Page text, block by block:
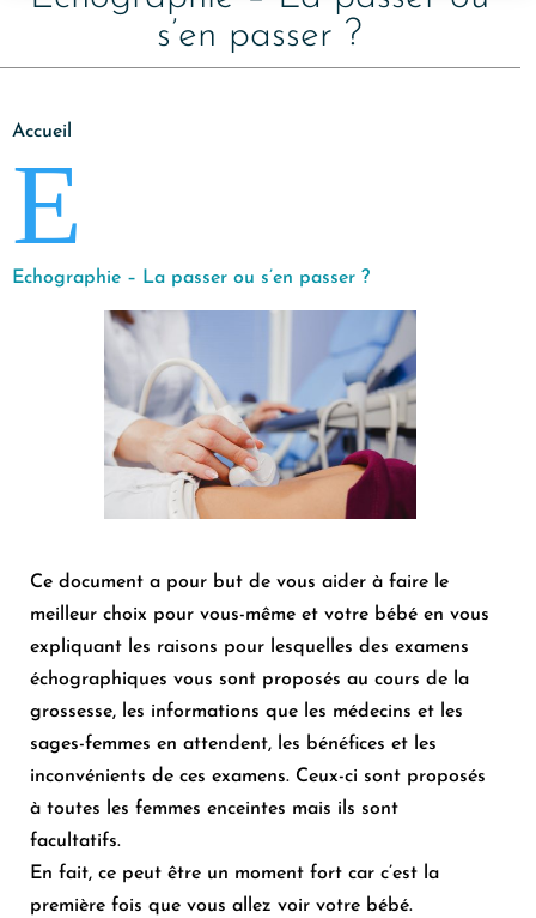
s’en passer ?
Accueil
E
Echographie – La passer ou s’en passer ?
Ce document a pour but de vous aider à faire le
meilleur choix pour vous-même et votre bébé en vous
expliquant les raisons pour lesquelles des examens
échographiques vous sont proposés au cours de la
grossesse, les informations que les médecins et les
sages-femmes en attendent, les bénéfices et les
inconvénients de ces examens. Ceux-ci sont proposés
à toutes les femmes enceintes mais ils sont
facultatifs.
En fait, ce peut être un moment fort car c’est la
première fois que vous allez voir votre bébé.